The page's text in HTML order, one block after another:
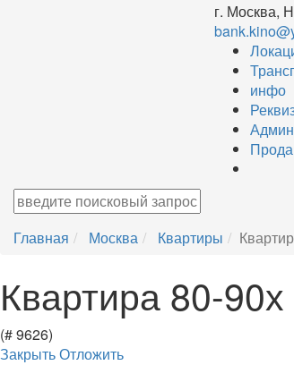
г. Москва,
инфо
Главная
Москва Квартиры
Квартира 80-90х
(# 9626)
ЗакрытьОтложить